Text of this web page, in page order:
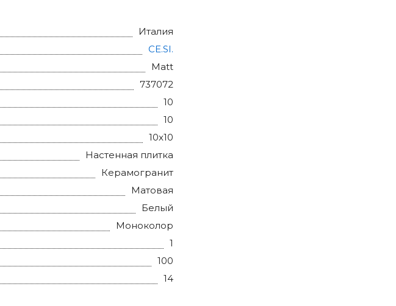
Италия
CE.SI.
Matt
737072
10
10
10x10
Настенная плитка
Керамогранит
Матовая
Белый
Моноколор
1
100
14